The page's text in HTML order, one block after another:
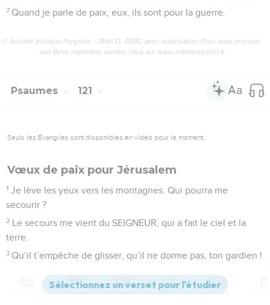
7 Quand je parle de paix, eux, ils sont pour la guerre.
© Société biblique française – Bibli’O, 2000, avec autorisation. Pour vous procurer
une Bible imprimée, rendez-vous sur www.editionsbiblio.fr
Psaumes 121
Seuls les Évangiles sont disponibles en vidéo pour le moment.
Vœux de paix pour Jérusalem
1 Je lève les yeux vers les montagnes. Qui pourra me
secourir ?
2 Le secours me vient du SEIGNEUR, qui a fait le ciel et la
terre.
3 Qu’il t’empêche de glisser, qu’il ne dorme pas, ton gardien !
Non, il ne ferme pas les yeux, il ne dort pas, le gardien
Versions Commentaires Strong